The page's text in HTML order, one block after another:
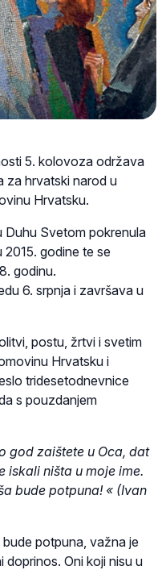
5. kolovoza održava
za hrvatski narod u
Hrvatsku.
Duhu Svetom pokrenula
godine te se
godinu.
6. srpnja i završava u
postu, žrtvi i svetim
Hrvatsku i
tridesetodnevnice
s pouzdanjem
god zaištete u Oca, dat
iskali ništa u moje ime.
bude potpuna! « (Ivan
potpuna, važna je
doprinos. Oni koji nisu u